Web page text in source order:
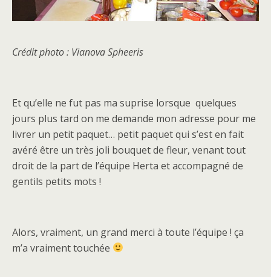
Crédit photo : Vianova Spheeris
Et qu’elle ne fut pas ma suprise lorsque quelques
jours plus tard on me demande mon adresse pour me
livrer un petit paquet… petit paquet qui s’est en fait
avéré être un très joli bouquet de fleur, venant tout
droit de la part de l’équipe Herta et accompagné de
gentils petits mots !
Alors, vraiment, un grand merci à toute l’équipe ! ça
m’a vraiment touchée